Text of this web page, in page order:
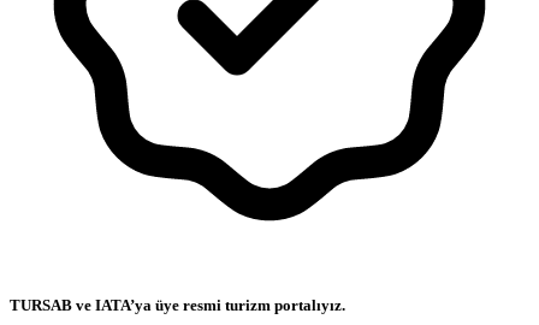
TURSAB ve IATA’ya üye resmi turizm portalıyız.